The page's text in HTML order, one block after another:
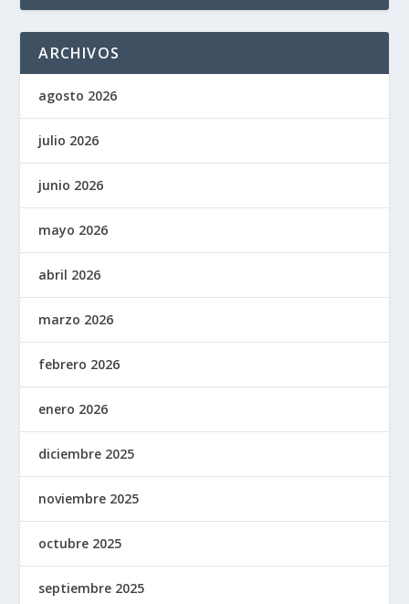
ARCHIVOS
agosto 2026
julio 2026
junio 2026
mayo 2026
abril 2026
marzo 2026
febrero 2026
enero 2026
diciembre 2025
noviembre 2025
octubre 2025
septiembre 2025